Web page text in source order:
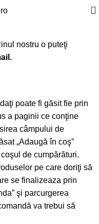
nostru o puteţi
poate fi găsit fie prin
a paginii ce conţine
câmpului de
„Adaugă în coş”
de cumpărături.
pe care doriţi să
se finalizeaza prin
şi parcurgerea
va trebui să